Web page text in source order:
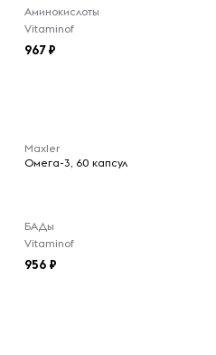
Аминокислоты
Vitaminof
967
Maxler
Омега-3, 60 капсул
БАДы
Vitaminof
956